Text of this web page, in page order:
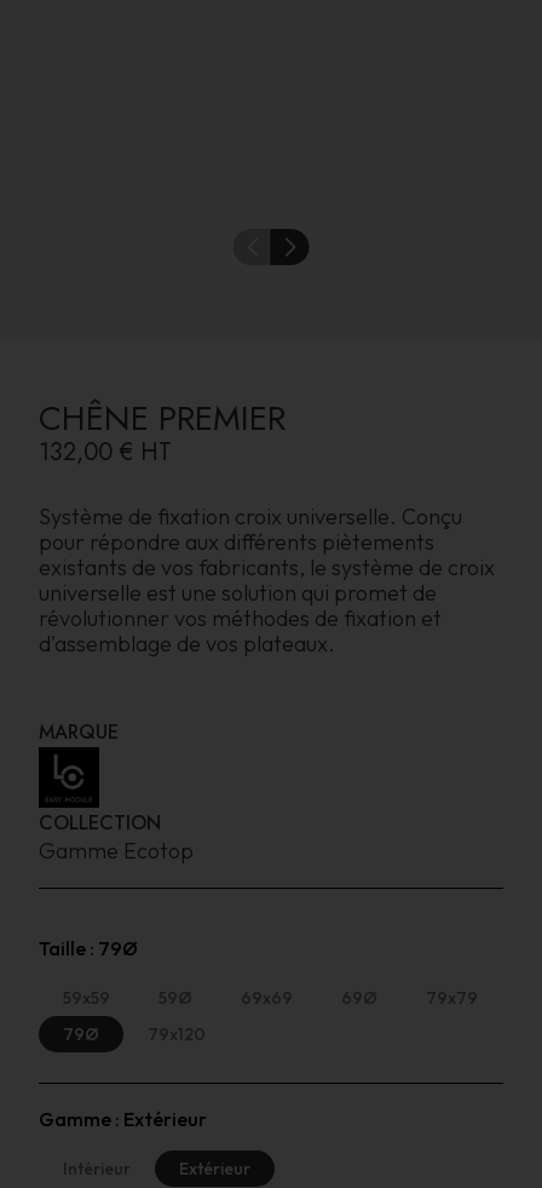
CHÊNE PREMIER
132,00 € HT
Système de fixation croix universelle. Conçu
pour répondre aux différents piètements
existants de vos fabricants, le système de croix
universelle est une solution qui promet de
révolutionner vos méthodes de fixation et
d'assemblage de vos plateaux.
MARQUE
COLLECTION
Gamme Ecotop
Taille : 79Ø
59x59 59Ø 69x69 69Ø
79x79
79Ø
79x120
Gamme : Extérieur
Intérieur Extérieur